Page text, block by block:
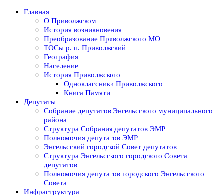
Главная
О Приволжском
История возникновения
Преобразование Приволжского МО
ТОСы р. п. Приволжский
География
Население
История Приволжского
Одноклассники Приволжского
Книга Памяти
Депутаты
Собрание депутатов Энгельсского муниципального
района
Структура Собрания депутатов ЭМР
Полномочия депутатов ЭМР
Энгельсский городской Совет депутатов
Структура Энгельсского городского Совета
депутатов
Полномочия депутатов городского Энгельсского
Совета
Инфраструктура